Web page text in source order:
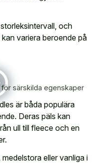
och
variera beroende på
särskilda egenskaper
är båda populära
Deras päls kan
ull till fleece och en
eller vanliga i